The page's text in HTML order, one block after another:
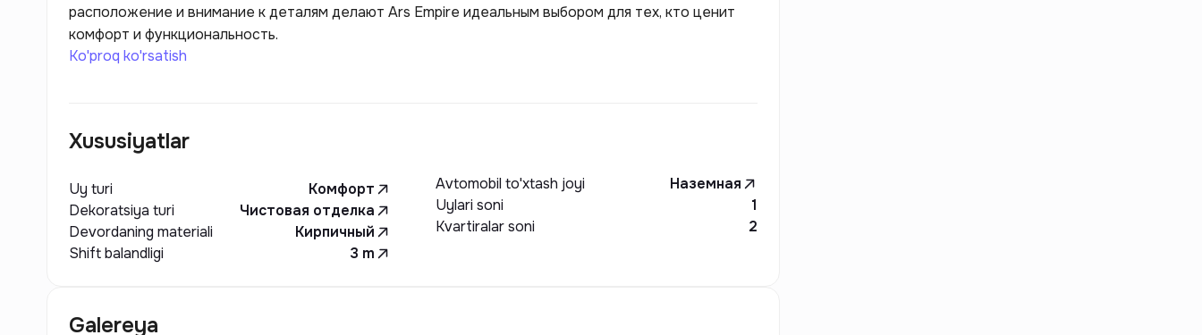
расположение и внимание к деталям делают Ars Empire идеальным выбором для тех, кто ценит
комфорт и функциональность.
Ko'proq ko'rsatish
Xususiyatlar
Uy turi
Комфорт
Dekoratsiya turi
Чистовая отделка
Devordaning materiali
Кирпичный
Shift balandligi
3 m
Avtomobil to'xtash joyi
Наземная
Uylari soni
1
Kvartiralar soni
2
Galereya